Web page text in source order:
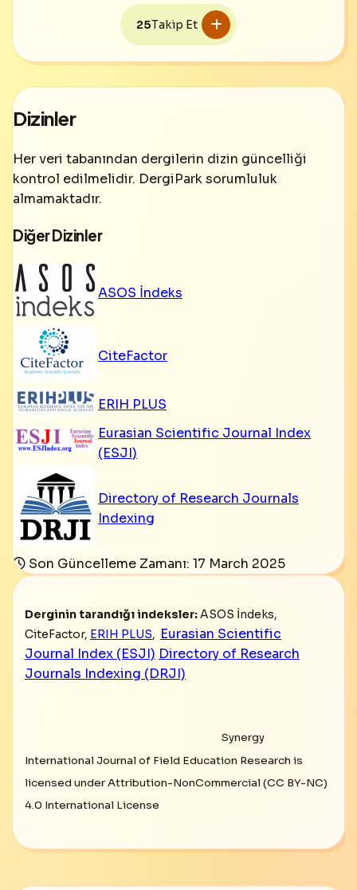
25Takip Et
Dizinler
Her veri tabanından dergilerin dizin güncelliği
kontrol edilmelidir. DergiPark sorumluluk
almamaktadır.
Diğer Dizinler
ASOS İndeks
CiteFactor
ERIH PLUS
Eurasian Scientific Journal Index
(ESJI)
Directory of Research Journals
Indexing
Son Güncelleme Zamanı: 17 March 2025
Derginin tarandığı indeksler:ASOS İndeks,
CiteFactor, ERIH PLUS, Eurasian Scientific
Journal Index (ESJI) Directory of Research
Journals Indexing (DRJI)
Synergy
International Journal of Field Education Research is
licensed under Attribution-NonCommercial (CC BY-NC)
4.0 International License